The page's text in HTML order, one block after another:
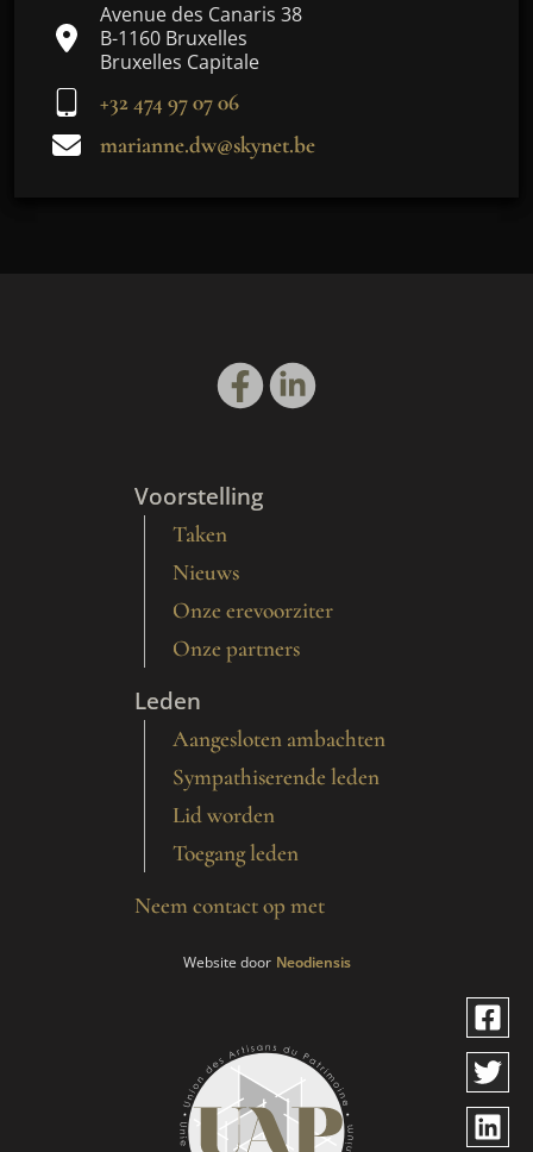
Avenue des Canaris 38
B-1160 Bruxelles
Bruxelles Capitale
+32 474 97 07 06
marianne.dw@skynet.be
Voorstelling
Taken
Nieuws
Onze erevoorziter
Onze partners
Leden
Aangesloten ambachten
Sympathiserende leden
Lid worden
Toegang leden
Neem contact op met
Website door Neodiensis